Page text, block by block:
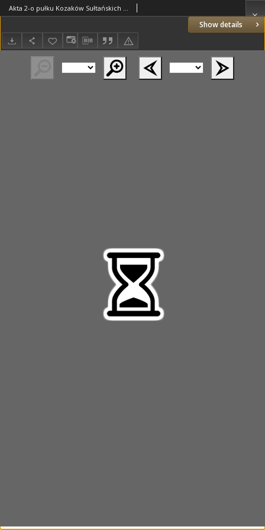
Show details
Akta 2-o pułku Kozaków Sułtańskich z lat 1855-1856. T.1 Akta 1 szwadronu z dnia 04.02.1856 r. (nr 3)